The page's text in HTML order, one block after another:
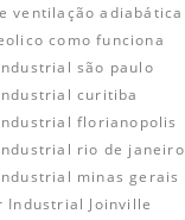
ventilação adiabática
como funciona
são paulo
curitiba
florianopolis
rio de janeiro
minas gerais
Industrial Joinville